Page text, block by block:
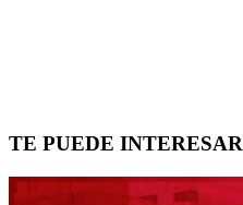
TE PUEDE INTERESAR